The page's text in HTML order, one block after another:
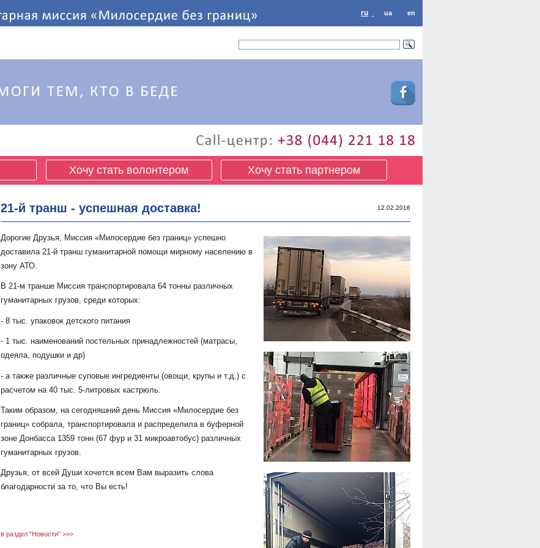
ru ua en
Хочу стать волонтером Хочу стать партнером
12.02.2016
21-й транш - успешная доставка!
Дорогие Друзья, Миссия «Милосердие без границ» успешно
доставила 21-й транш гуманитарной помощи мирному населению в
зону АТО.
В 21-м транше Миссия транспортировала 64 тонны различных
гуманитарных грузов, среди которых:
- 8 тыс. упаковок детского питания
- 1 тыс. наименований постельных принадлежностей (матрасы,
одеяла, подушки и др)
- а также различные суповые ингредиенты (овощи, крупы и т.д.) с
расчетом на 40 тыс. 5-литровых кастрюль.
Таким образом, на сегодняшний день Миссия «Милосердие без
границ» собрала, транспортировала и распределила в буферной
зоне Донбасса 1359 тонн (67 фур и 31 микроавтобус) различных
гуманитарных грузов.
Друзья, от всей Души хочется всем Вам выразить слова
благодарности за то, что Вы есть!
в раздел "Новости" >>>